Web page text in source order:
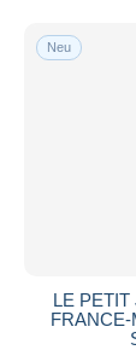
Neu
LE PETIT